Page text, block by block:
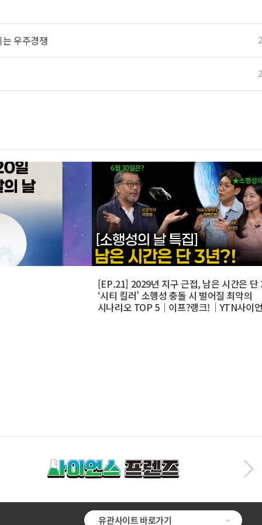
우주경쟁
[EP.21] 2029년 지구 근접, 남은 시간은 단
‘시티 킬러’ 소행성 충돌 시 벌어질 최악의
시나리오 TOP 5｜이프?랭크!｜YTN사이
유관사이트 바로가기